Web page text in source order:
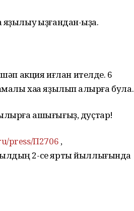
ҡыҙғандан-ҡыҙа.
акция иғлан ителде. 6
хаҡҡа яҙылып ҡалырға була.
ашығығыҙ, дуҫтар!
press/П2706 ,
2-се ярты йыллығында